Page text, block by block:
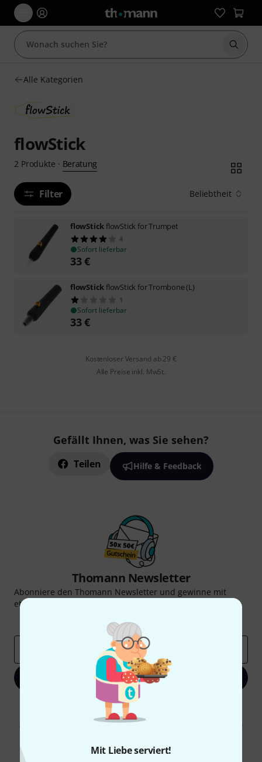
Mit Liebe serviert!
Suche
Alle Kategorien
flowStick
2 Produkte · Beratung
Filter Beliebtheit
flowStickflowStick for Trumpet
4
Sofort lieferbar
33€
flowStickflowStick for Trombone (L)
1
Sofort lieferbar
33€
Kostenloser Versand ab 29 €
Alle Preise inkl. MwSt.
Gefällt Ihnen, was Sie sehen?
Teilen Hilfe & Feedback
Thomann Newsletter
Abonniere den Thomann Newsletter und gewinne mit
etwas Glück einen von
Inspirierende Beiträge
Jetzt anmelden
Mit Klick auf „Jetzt anmelden“ stimmen Sie dem Erhalt von E-Mail-
Werbung und einer Messung des E-Mail-Nutzungsverhaltens zu. Die
Abmeldung ist jederzeit möglich. Weitere Informationen finden Sie in
* Pflichtfeld